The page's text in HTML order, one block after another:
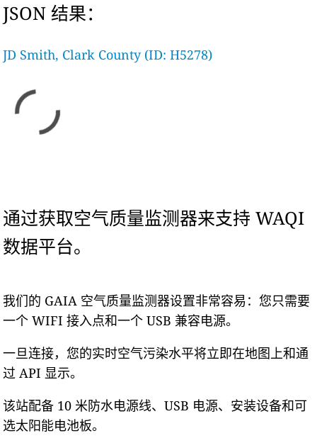
JSON 结果：
JD Smith, Clark County (ID: H5278)
通过获取空气质量监测器来支持 WAQI
数据平台。
我们的 GAIA 空气质量监测器设置非常容易：您只需要
一个 WIFI 接入点和一个 USB 兼容电源。
一旦连接，您的实时空气污染水平将立即在地图上和通
过 API 显示。
该站配备 10 米防水电源线、USB 电源、安装设备和可
选太阳能电池板。